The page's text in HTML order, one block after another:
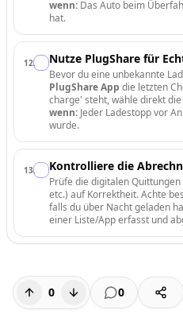
wenn: Das Auto beim
hat.
12. Nutze PlugShare für
Bevor du eine unbekannte
PlugShare App die letzten
charge' steht, wähle direkt die
wenn: Jeder Ladestopp vor
wurde.
13. Kontrolliere die
Prüfe die digitalen Quittungen
etc.) auf Korrektheit. Achte
falls du über Nacht geladen
einer Liste/App erfasst und
0 0